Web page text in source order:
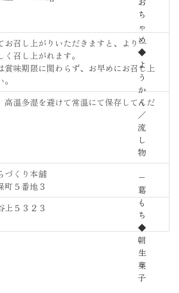
ち
ゃ
め
◆
よ
う
か
ん
／
流
し
物
−
葛
も
ち
◆
朝
生
菓
子
お召し上がりいただきますと、より一
く召し上がれます。
味期限に関わらず、お早めにお召し上
高温多湿を避けて常温にて保存してくだ
づくり本舗
町５番地３
上５３２３